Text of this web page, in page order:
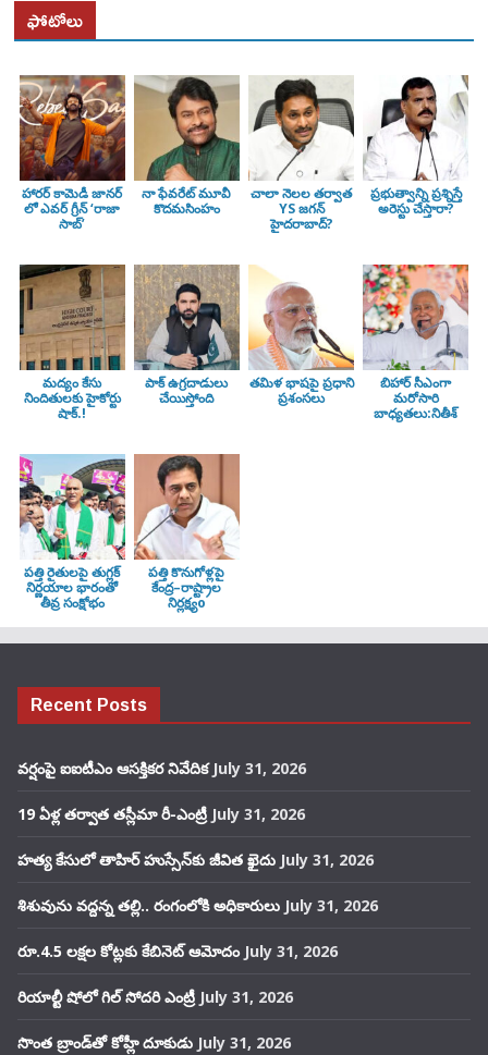
ఫోటోలు
హారర్ కామెడీ జానర్
లో ఎవర్ గ్రీన్ ‘రాజా
సాబ్’
నా ఫేవరేట్ మూవీ
కొదమసింహం
చాలా నెలల తర్వాత
YS జగన్
హైదరాబాద్?
ప్రభుత్వాన్ని ప్రశ్నిస్తే
అరెస్టు చేస్తారా?
మద్యం కేసు
నిందితులకు హైకోర్టు
షాక్.!
పాక్ ఉగ్రదాడులు
చేయిస్తోంది
తమిళ భాషపై ప్రధాని
ప్రశంసలు
బిహార్ సీఎంగా
మరోసారి
బాధ్యతలు:నితీశ్
పత్తి రైతులపై తుగ్లక్‌
నిర్ణయాల భారంతో
తీవ్ర సంక్షోభం
పత్తి కొనుగోళ్లపై
కేంద్ర–రాష్ట్రాల
నిర్లక్ష్యo
Recent Posts
వర్షంపై ఐఐటీఎం ఆసక్తికర నివేదిక July 31, 2026
19 ఏళ్ల తర్వాత తస్లీమా రీ-ఎంట్రీ July 31, 2026
హత్య కేసులో తాహిర్ హుస్సేన్‌కు జీవిత ఖైదు July 31, 2026
శిశువును వద్దన్న తల్లి.. రంగంలోకి అధికారులు July 31, 2026
రూ.4.5 లక్షల కోట్లకు కేబినెట్ ఆమోదం July 31, 2026
రియాల్టీ షోలో గిల్ సోదరి ఎంట్రీ July 31, 2026
సొంత బ్రాండ్‌తో కోహ్లీ దూకుడు July 31, 2026